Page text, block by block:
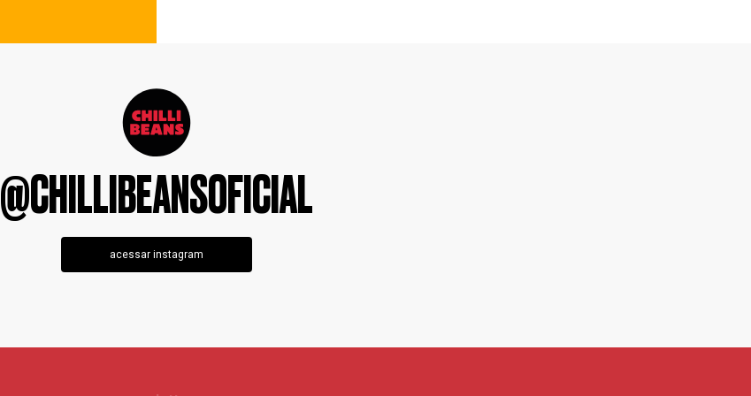
@CHILLIBEANSOFICIAL
acessar instagram